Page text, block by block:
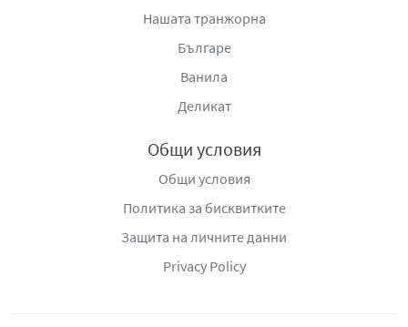
Нашата транжорна
Българе
Ванила
Деликат
Общи условия
Общи условия
Политика за бисквитките
Защита на личните данни
Privacy Policy